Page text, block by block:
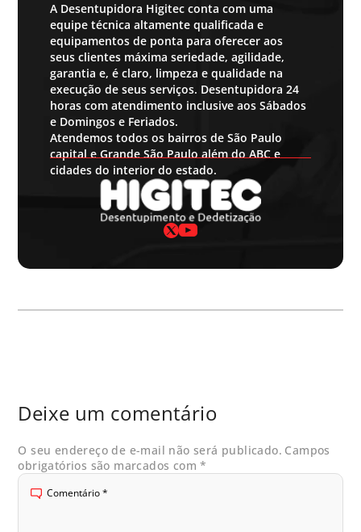
A Desentupidora Higitec conta com uma
equipe técnica altamente qualificada e
equipamentos de ponta para oferecer aos
seus clientes máxima seriedade, agilidade,
garantia e, é claro, limpeza e qualidade na
execução de seus serviços. Desentupidora 24
horas com atendimento inclusive aos Sábados
e Domingos e Feriados.
Atendemos todos os bairros de São Paulo
capital e Grande São Paulo além do ABC e
cidades do interior do estado.
Deixe um comentário
O seu endereço de e-mail não será publicado. Campos
obrigatórios são marcados com*
Comentário*